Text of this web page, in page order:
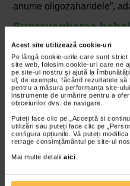
Acest site utilizează cookie-uri
Pe lângă cookie-urile care sunt
site web, folosim cookie-uri care ne
pe site-ul nostru și ajută la
ul, de exemplu, făcând rezultatele
pentru a măsura performanța site-
instrumente de urmărire pentru a
obiceiurilor dvs. de navigare.
Puteți face clic pe „Acceptă si
utilizări sau puteți face clic pe
configura opțiunile. Vă puteți
retrage consimțământul pe site-ul
Mai multe detalii aici.
anume oligozaharidele”,
Supravegherea
Daca nu va puteti colecta
dona lapte matern, puteti
bebelusul cu biberonul
formula de lapte. Nu ezitati
moasa sau cu consultantul
si starea dumneavoastra.
Gatul larg al biberonului Adora
acestuia, iar tetina cu valva
colicilor.